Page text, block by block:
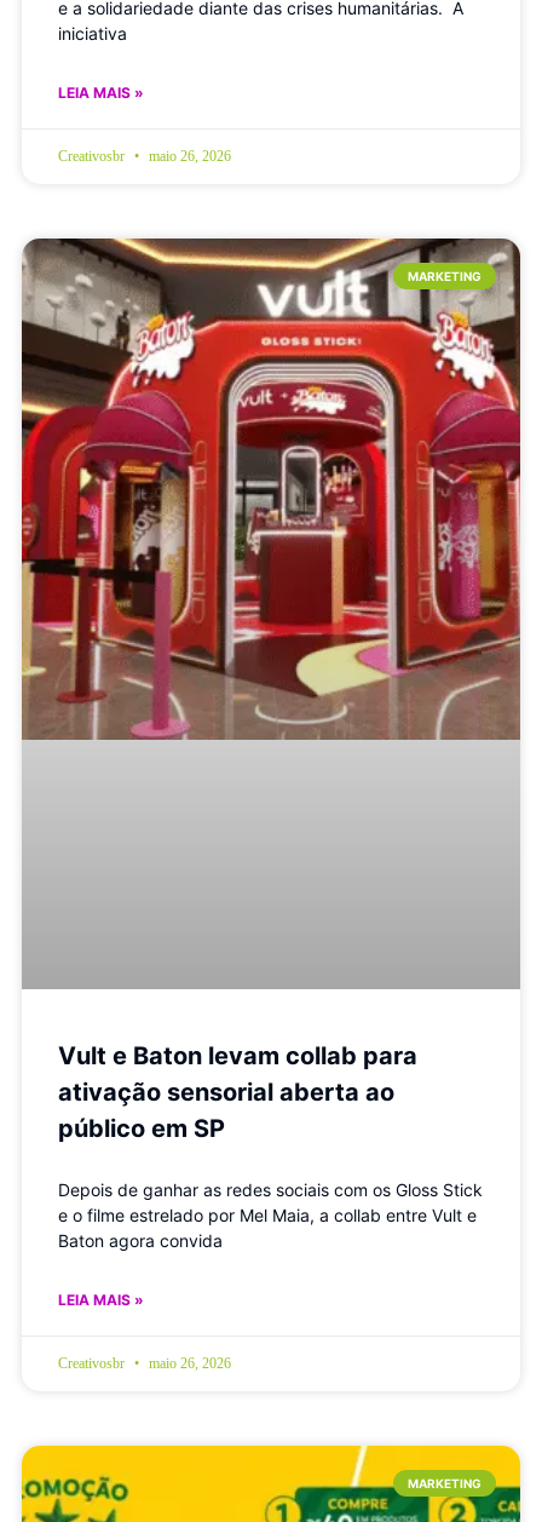
e a solidariedade diante das crises humanitárias. A
iniciativa
LEIA MAIS »
Creativosbr maio 26, 2026
MARKETING
Vult e Baton levam collab para
ativação sensorial aberta ao
público em SP
Depois de ganhar as redes sociais com os Gloss Stick
e o filme estrelado por Mel Maia, a collab entre Vult e
Baton agora convida
LEIA MAIS »
Creativosbr maio 26, 2026
MARKETING